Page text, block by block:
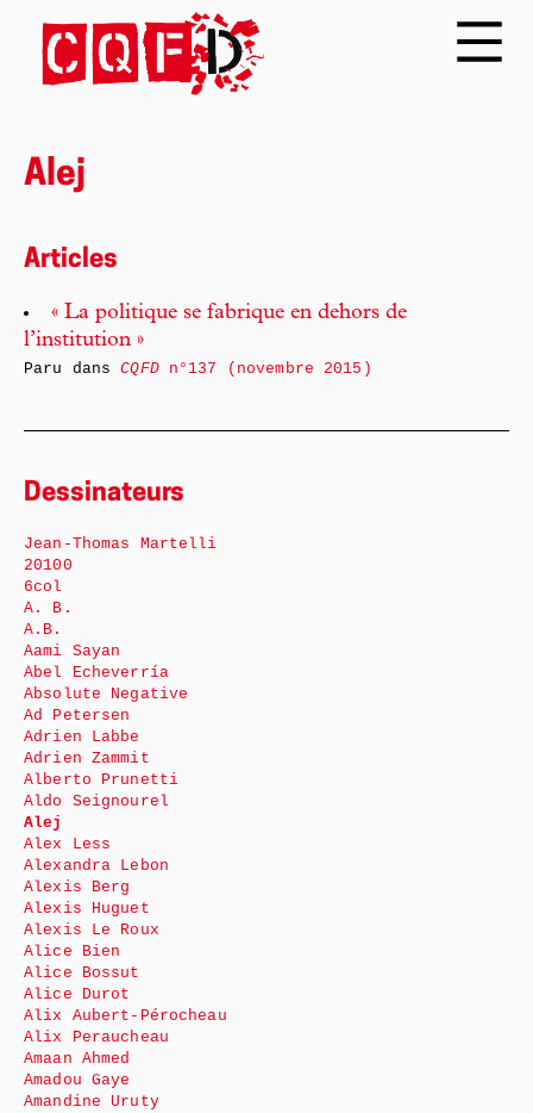
Alej
Articles
« La politique se fabrique en dehors de
l’institution »
Paru dansCQFDn°137 (novembre 2015)
Dessinateurs
Jean-Thomas Martelli
20100
6col
A. B.
A.B.
Aami Sayan
Abel Echeverría
Absolute Negative
Ad Petersen
Adrien Labbe
Adrien Zammit
Alberto Prunetti
Aldo Seignourel
Alej
Alex Less
Alexandra Lebon
Alexis Berg
Alexis Huguet
Alexis Le Roux
Alice Bien
Alice Bossut
Alice Durot
Alix Aubert-Pérocheau
Alix Peraucheau
Amaan Ahmed
Amadou Gaye
Amandine Uruty